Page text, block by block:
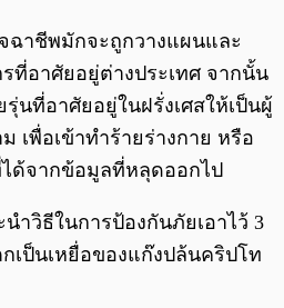
ฉาชีพมักจะถูกวางแผนและ
ที่อาศัยอยู่ต่างประเทศ จากนั้น
นที่อาศัยอยู่ในฝรั่งเศสให้เป็นผู้
เพื่อเข้าทำร้ายร่างกาย หรือ
ด้จากข้อมูลที่หลุดออกไป
นำวิธีในการป้องกันภัยเอาไว้ 3
เป็นเหยื่อของแก๊งปล้นคริปโท